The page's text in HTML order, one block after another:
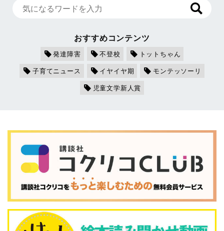
おすすめコンテンツ
発達障害 不登校
トットちゃん
子育てニュース
イヤイヤ期
モンテッソーリ
児童文学新人賞